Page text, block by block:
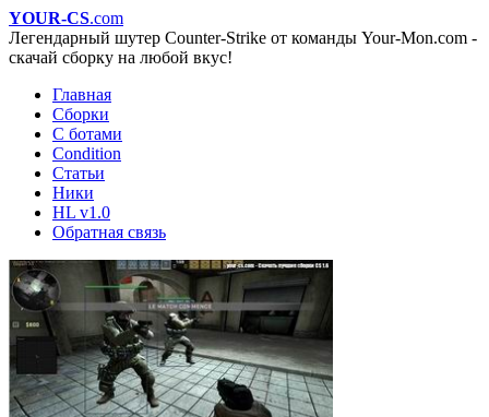
YOUR-CS.com
Легендарный шутер Counter-Strike от команды Your-Mon.com -
скачай сборку на любой вкус!
Главная
Сборки
С ботами
Condition
Статьи
Ники
HL v1.0
Обратная связь